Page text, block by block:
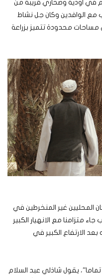
في اودية وصحاري قريبة من
مع الوافدين وكان جل نشاط
مساحات محدودة تتميز بزراعة
المحليين غير المنخرطين في
متزامنا مع الانهيار الكبير
الارتفاع الكبير في
تماما”، يقول شاذلي عبد السلام